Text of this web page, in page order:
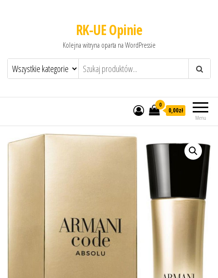
RK-UE Opinie
Kolejna witryna oparta na WordPressie
Menu
0
0,00zł